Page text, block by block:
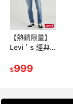
【熱銷限量】
Levi＇s 經典
舒適耐用，日
$999